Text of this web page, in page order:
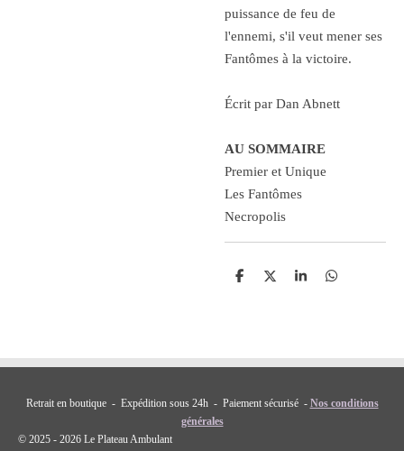
puissance de feu de
l'ennemi, s'il veut mener ses
Fantômes à la victoire.
Écrit par Dan Abnett
AU SOMMAIRE
Premier et Unique
Les Fantômes
Necropolis
P
e
P
e
P
e
P
e
Retrait en boutique - Expédition sous 24h - Paiement sécurisé - Nos conditions
générales
© 2025 - 2026 Le Plateau Ambulant